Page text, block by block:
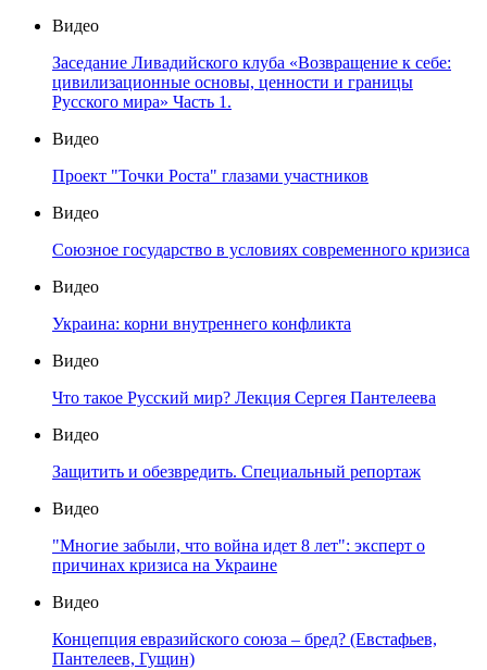
Видео
Заседание Ливадийского клуба «Возвращение к себе:
цивилизационные основы, ценности и границы
Русского мира» Часть 1.
Видео
Проект "Точки Роста" глазами участников
Видео
Союзное государство в условиях современного кризиса
Видео
Украина: корни внутреннего конфликта
Видео
Что такое Русский мир? Лекция Сергея Пантелеева
Видео
Защитить и обезвредить. Специальный репортаж
Видео
"Многие забыли, что война идет 8 лет": эксперт о
причинах кризиса на Украине
Видео
Концепция евразийского союза – бред? (Евстафьев,
Пантелеев, Гущин)